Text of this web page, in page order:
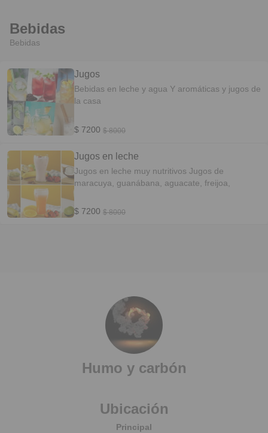
Bebidas
Bebidas
Jugos
Bebidas en leche y agua Y aromáticas y jugos de
la casa
$ 7200 $ 8000
Jugos en leche
Jugos en leche muy nutritivos Jugos de
maracuya, guanábana, aguacate, freijoa,
$ 7200 $ 8000
Humo y carbón
Ubicación
Principal